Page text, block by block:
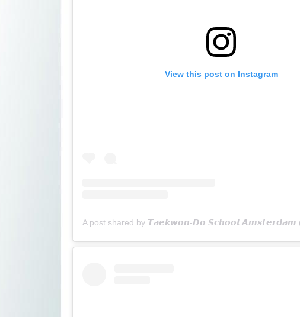
View this post on Instagram